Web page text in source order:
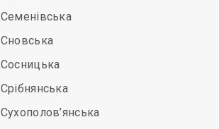
Семенівська
Сновська
Сосницька
Срібнянська
Сухополов’янська